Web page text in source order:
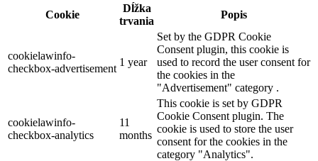
Cookie
Dĺžka
trvania
Popis
cookielawinfo-
checkbox-advertisement
1 year
Set by the GDPR Cookie
Consent plugin, this cookie is
used to record the user consent for
the cookies in the
"Advertisement" category .
cookielawinfo-
checkbox-analytics
11
months
This cookie is set by GDPR
Cookie Consent plugin. The
cookie is used to store the user
consent for the cookies in the
category "Analytics".